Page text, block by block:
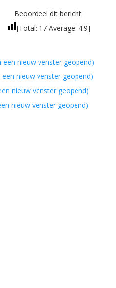
Beoordeel dit bericht:
[Total: 17 Average: 4.9]
nieuw venster geopend)
nieuw venster geopend)
nieuw venster geopend)
nieuw venster geopend)